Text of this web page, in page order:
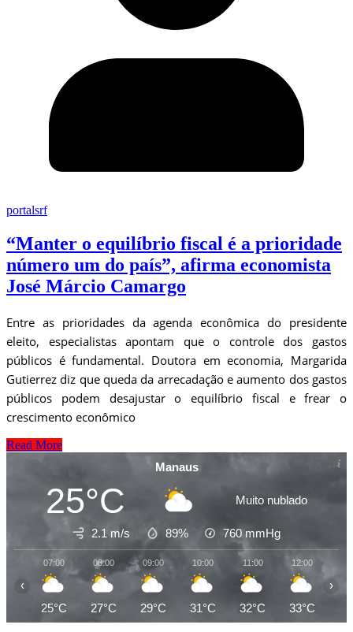
portalsrf
“Manter o equilíbrio fiscal é a prioridade
número um do país”, afirma economista
José Márcio Camargo
Entre as prioridades da agenda econômica do presidente
eleito, especialistas apontam que o controle dos gastos
públicos é fundamental. Doutora em economia, Margarida
Gutierrez diz que queda da arrecadação e aumento dos gastos
públicos podem desajustar o equilíbrio fiscal e frear o
crescimento econômico
Read More
Manaus
25°C Muito nublado
2.1 m/s 89% 760 mmHg
07:00
25°C
08:00
27°C
09:00
29°C
10:00
31°C
11:00
32°C
12:00
33°C
‹ ›